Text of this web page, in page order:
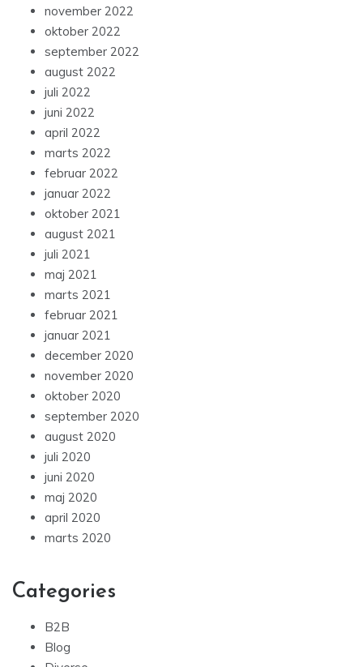
november 2022
oktober 2022
september 2022
august 2022
juli 2022
juni 2022
april 2022
marts 2022
februar 2022
januar 2022
oktober 2021
august 2021
juli 2021
maj 2021
marts 2021
februar 2021
januar 2021
december 2020
november 2020
oktober 2020
september 2020
august 2020
juli 2020
juni 2020
maj 2020
april 2020
marts 2020
Categories
B2B
Blog